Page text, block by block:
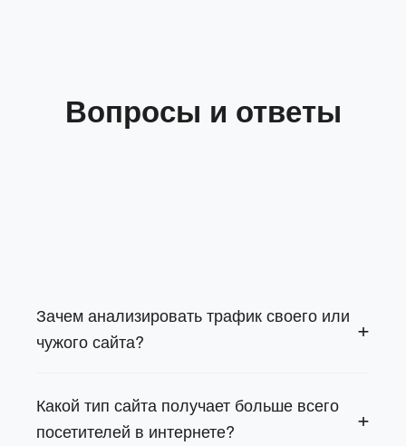
Вопросы и ответы
Зачем анализировать трафик своего или
чужого сайта?
Какой тип сайта получает больше всего
посетителей в интернете?